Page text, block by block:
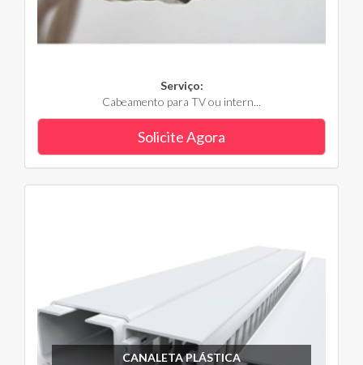
Serviço:
Cabeamento para TV ou intern...
Solicite Agora
CANALETA PLÁSTICA